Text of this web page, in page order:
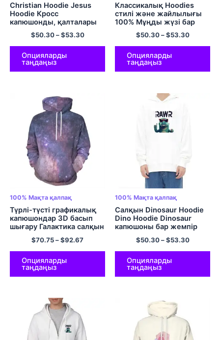
Christian Hoodie Jesus
Hoodie Кросс
капюшонды, қалталары
бар габаритті калпусты
100% Мақтадан жасалған
жайлылық пен жұмсақ
капюди Күнделікті көше
киімдері көп түсті
$50.30–$53.30
Опцияларды
таңдаңыз
Классикалық Hoodies
стилі және жайлылығы
100% Мұңды жүзі бар
мақта капюшон эмо
капюшонды свиттері
Үлкен өлшемді пуловер
капюшоны Түрлі түсті
$50.30–$53.30
Опцияларды
таңдаңыз
100% Мақта қалпақ
Түрлі-түсті графикалық
капюшондар 3D басып
шығару Галактика салқын
капюшоны бар жемпір
100% Қалталы
қалпақшалары бар мақта
салқын дизайн 320GSM
мақта
$70.75–$92.67
Опцияларды
таңдаңыз
100% Мақта қалпақ
Салқын Dinosaur Hoodie
Dino Hoodie Dinosaur
капюшоны бар жемпір
100% Мақта жұмсақ
ересектерге арналған
динозавр қалпақтары
үлкен өлшемді
гастрюльдер EU өлшемді
юбкалары көп түсті
$50.30–$53.30
Опцияларды
таңдаңыз